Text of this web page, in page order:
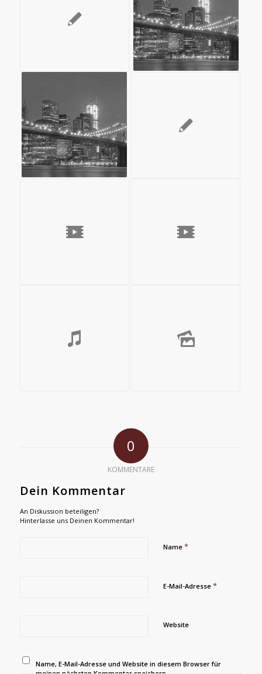
0
KOMMENTARE
Dein Kommentar
An Diskussion beteiligen?
Hinterlasse uns Deinen Kommentar!
Name *
E-Mail-Adresse *
Website
Name, E-Mail-Adresse und Website in diesem Browser für